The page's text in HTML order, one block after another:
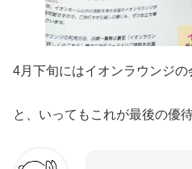
4月下旬にはイオンラウンジの
と、いってもこれが最後の優